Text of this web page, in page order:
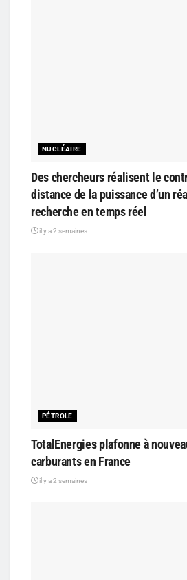
NUCLÉAIRE
Des chercheurs réalisent le
distance de la puissance d’un
recherche en temps réel
il y a 2 semaines
PÉTROLE
TotalEnergies plafonne à
carburants en France
il y a 2 semaines